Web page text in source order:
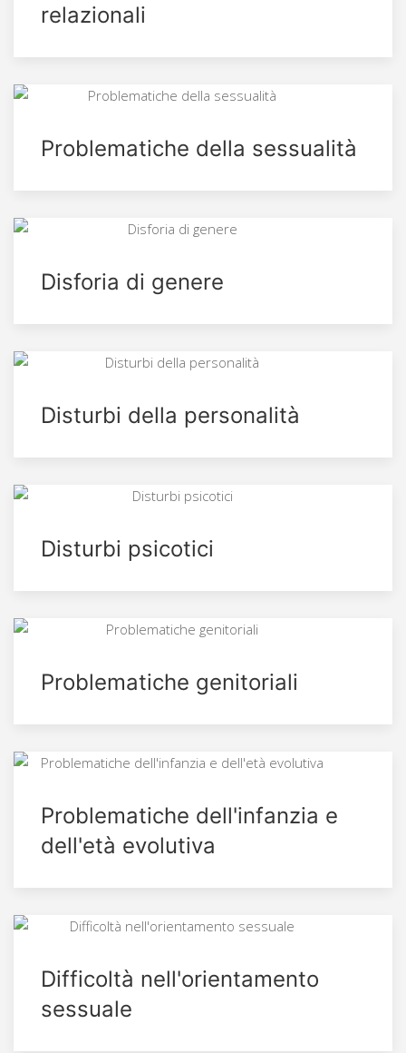
relazionali
Problematiche della sessualità
Disforia di genere
Disturbi della personalità
Disturbi psicotici
Problematiche genitoriali
Problematiche dell'infanzia e
dell'età evolutiva
Difficoltà nell'orientamento
sessuale